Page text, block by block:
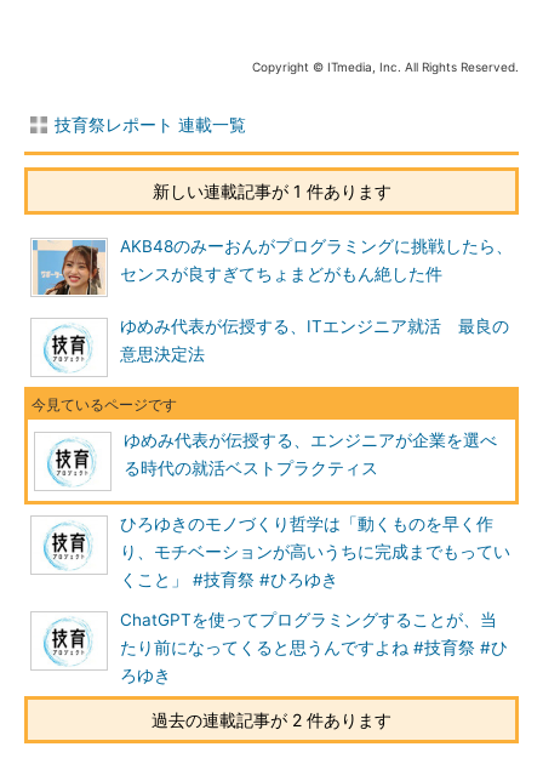
Copyright © ITmedia, Inc. All Rights Reserved.
技育祭レポート 連載一覧
新しい連載記事が 1 件あります
AKB48のみーおんがプログラミングに挑戦したら、
センスが良すぎてちょまどがもん絶した件
ゆめみ代表が伝授する、ITエンジニア就活 最良の
意思決定法
ゆめみ代表が伝授する、エンジニアが企業を選べ
る時代の就活ベストプラクティス
ひろゆきのモノづくり哲学は「動くものを早く作
り、モチベーションが高いうちに完成までもってい
くこと」 #技育祭 #ひろゆき
ChatGPTを使ってプログラミングすることが、当
たり前になってくると思うんですよね #技育祭 #ひ
ろゆき
過去の連載記事が 2 件あります